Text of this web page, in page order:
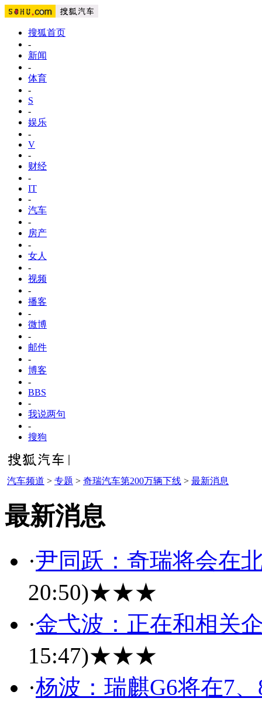
搜狐首页
-
新闻
-
体育
-
S
-
娱乐
-
V
-
财经
-
IT
-
汽车
-
房产
-
女人
-
视频
-
播客
-
微博
-
邮件
-
博客
-
BBS
-
我说两句
-
搜狗
汽车频道 > 专题 > 奇瑞汽车第200万辆下线 > 最新消息
最新消息
·尹同跃：奇瑞将会在
20:50)★★★
·金弋波：正在和相关
15:47)★★★
·杨波：瑞麒G6将在7